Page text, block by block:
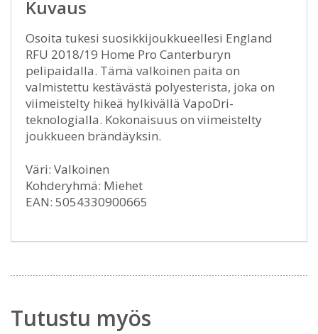
Kuvaus
Osoita tukesi suosikkijoukkueellesi England
RFU 2018/19 Home Pro Canterburyn
pelipaidalla. Tämä valkoinen paita on
valmistettu kestävästä polyesterista, joka on
viimeistelty hikeä hylkivällä VapoDri-
teknologialla. Kokonaisuus on viimeistelty
joukkueen brändäyksin.
Väri: Valkoinen
Kohderyhmä: Miehet
EAN: 5054330900665
Tutustu myös